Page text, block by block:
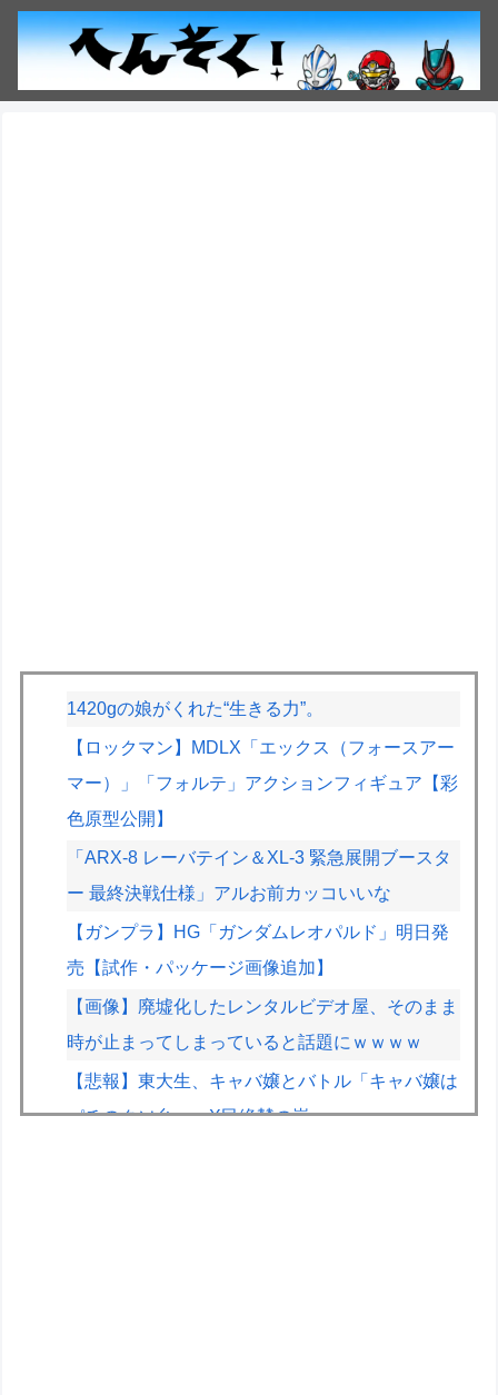
1420gの娘がくれた“生きる力”。
【ロックマン】MDLX「エックス（フォースアー
マー）」「フォルテ」アクションフィギュア【彩
色原型公開】
「ARX-8 レーバテイン＆XL-3 緊急展開ブースタ
ー 最終決戦仕様」アルお前カッコいいな
【ガンプラ】HG「ガンダムレオパルド」明日発
売【試作・パッケージ画像追加】
【画像】廃墟化したレンタルビデオ屋、そのまま
時が止まってしまっていると話題にｗｗｗｗ
【悲報】東大生、キャバ嬢とバトル「キャバ嬢は
パチのクソ台」→X民絶賛の嵐ｗｗｗｗ